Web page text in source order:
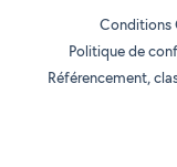
Conditions
Politique de
Référencement,